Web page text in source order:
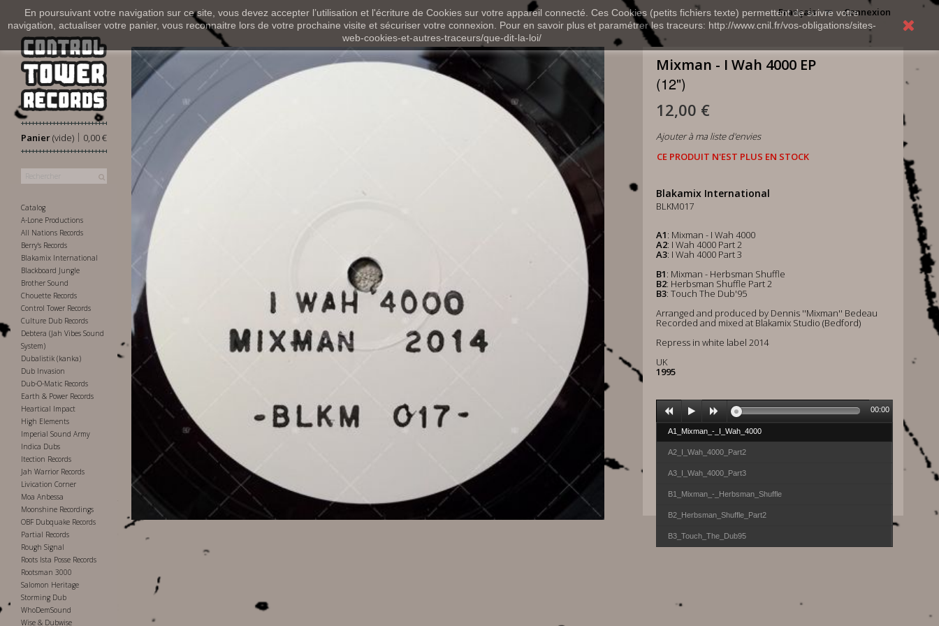
En poursuivant votre navigation sur ce site, vous devez accepter l’utilisation et l'écriture de Cookies sur votre appareil connecté. Ces Cookies (petits fichiers texte) permettent de suivre votre
navigation, actualiser votre panier, vous reconnaitre lors de votre prochaine visite et sécuriser votre connexion. Pour en savoir plus et paramétrer les traceurs: http://www.cnil.fr/vos-obligations/sites-
web-cookies-et-autres-traceurs/que-dit-la-loi/
Connexion
Français
Panier 0,00 €
|
(vide)
Catalog
A-Lone Productions
All Nations Records
Berry's Records
Blakamix International
Blackboard Jungle
Brother Sound
Chouette Records
Control Tower Records
Culture Dub Records
Debtera (Jah Vibes Sound
System)
Dubalistik (kanka)
Dub Invasion
Dub-O-Matic Records
Earth & Power Records
Heartical Impact
High Elements
Imperial Sound Army
Indica Dubs
Itection Records
Jah Warrior Records
Livication Corner
Moa Anbessa
Moonshine Recordings
OBF Dubquake Records
Partial Records
Rough Signal
Roots Ista Posse Records
Rootsman 3000
Salomon Heritage
Storming Dub
WhoDemSound
Wise & Dubwise
Mixman - I Wah 4000 EP
(12")
12,00 €
Ajouter à ma liste d'envies
CE PRODUIT N'EST PLUS EN STOCK
Blakamix International
BLKM017
A1: Mixman - I Wah 4000
A2: I Wah 4000 Part 2
A3: I Wah 4000 Part 3
B1: Mixman - Herbsman Shuffle
B2: Herbsman Shuffle Part 2
B3: Touch The Dub'95
Arranged and produced by Dennis ''Mixman'' Bedeau
Recorded and mixed at Blakamix Studio (Bedford)
Repress in white label 2014
UK
1995
A1_Mixman_-_I_Wah_4000
A2_I_Wah_4000_Part2
A3_I_Wah_4000_Part3
B1_Mixman_-_Herbsman_Shuffle
B2_Herbsman_Shuffle_Part2
B3_Touch_The_Dub95
00:00